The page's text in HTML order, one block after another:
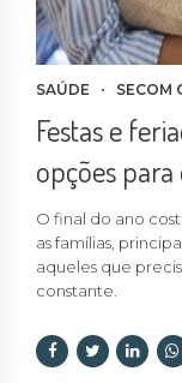
SAÚDE SECOM
Festas e
opções
O final do ano
as famílias,
aqueles que
constante.